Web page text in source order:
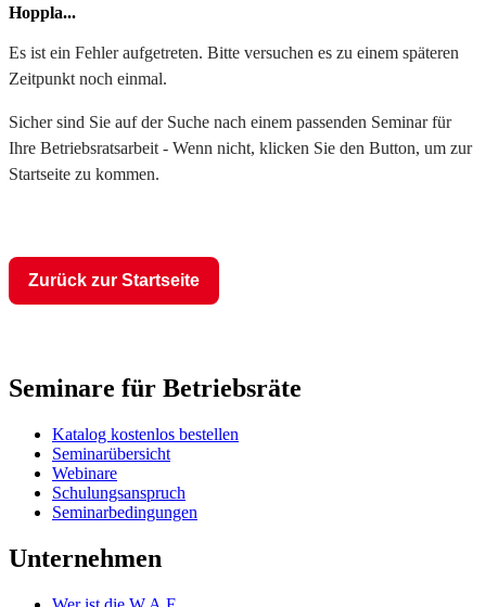
Hoppla...
Es ist ein Fehler aufgetreten. Bitte versuchen es zu einem späteren
Zeitpunkt noch einmal.
Sicher sind Sie auf der Suche nach einem passenden Seminar für
Ihre Betriebsratsarbeit - Wenn nicht, klicken Sie den Button, um zur
Startseite zu kommen.
Zurück zur Startseite
Seminare für Betriebsräte
Katalog kostenlos bestellen
Seminarübersicht
Webinare
Schulungsanspruch
Seminarbedingungen
Unternehmen